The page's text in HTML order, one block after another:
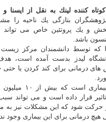
كننده لینك به نقل از ایسنا
بتازگی یك ناحیه را
و یك پروتئین خاص می تواند
باشد.
ها كه توسط دانشمندان مركز
لیدز بدست آمده است،
درمانی برای كند كردن یا حتی
پاركینسون
قرار داده است و می تواند
حركت شود كه این مشكلات نیز به
هیچ درمانی برای این بیماری وجود